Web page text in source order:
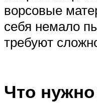
ворсовые
себя немало
требуют
Что